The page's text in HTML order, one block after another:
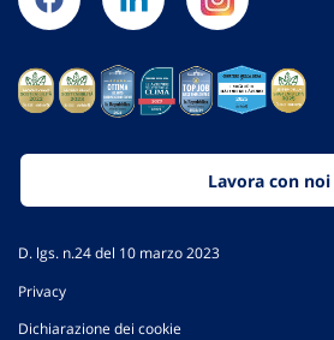
Lavora con noi
D. lgs. n.24 del 10 marzo 2023
Privacy
Dichiarazione dei cookie